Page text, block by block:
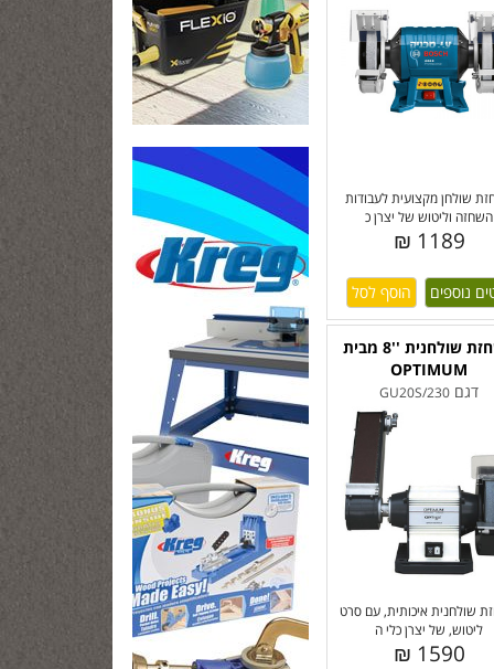
שולחן מקצועית לעבודות
השחזה וליטוש של יצרן כ
1189 ₪
נוספים
משחזת שולחנית ''8 מבית
OPTIMUM
דגם GU20S/230
שולחנית איכותית, עם סרט
ליטוש, של יצרן כלי ה
1590 ₪